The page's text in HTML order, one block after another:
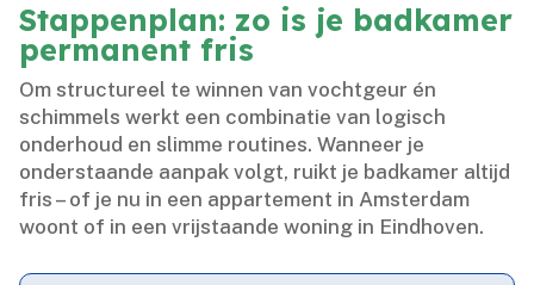
Stappenplan: zo is je badkamer
permanent fris
Om structureel te winnen van vochtgeur én
schimmels werkt een combinatie van logisch
onderhoud en slimme routines.​ Wanneer je
onderstaande aanpak volgt, ruikt je badkamer altijd
fris – of je nu in een appartement in Amsterdam
woont of in een vrijstaande woning in Eindhoven.​